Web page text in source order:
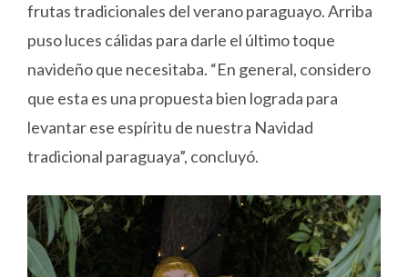
frutas tradicionales del verano paraguayo. Arriba
puso luces cálidas para darle el último toque
navideño que necesitaba. “En general, considero
que esta es una propuesta bien lograda para
levantar ese espíritu de nuestra Navidad
tradicional paraguaya”, concluyó.